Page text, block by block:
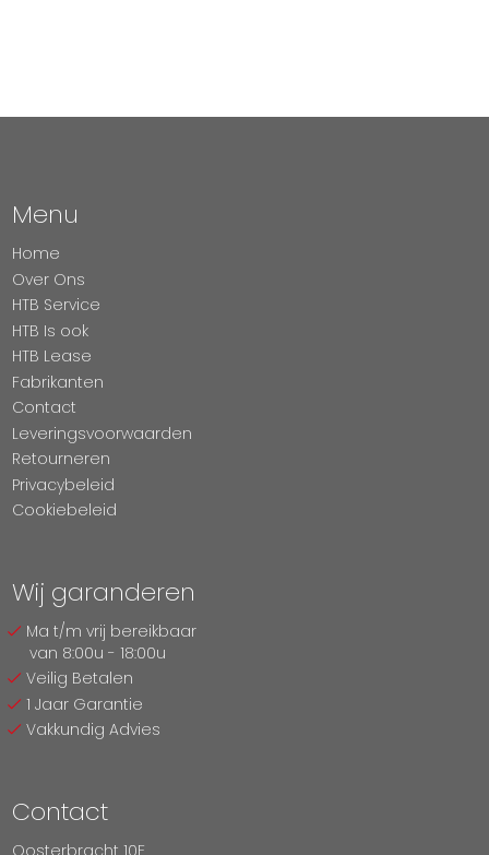
Menu
Home
Over Ons
HTB Service
HTB Is ook
HTB Lease
Fabrikanten
Contact
Leveringsvoorwaarden
Retourneren
Privacybeleid
Cookiebeleid
Wij garanderen
Ma t/m vrij bereikbaar
van 8:00u - 18:00u
Veilig Betalen
1 Jaar Garantie
Vakkundig Advies
Contact
Oosterbracht 10E